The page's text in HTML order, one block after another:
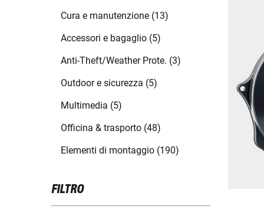
Cura e manutenzione (13)
Accessori e bagaglio (5)
Anti-Theft/Weather Prote. (3)
Outdoor e sicurezza (5)
Multimedia (5)
Officina & trasporto (48)
Elementi di montaggio (190)
FILTRO